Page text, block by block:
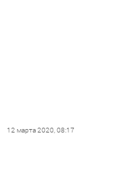
12 марта 2020, 08:17